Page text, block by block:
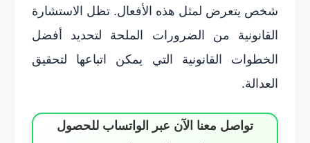
شخص يتعرض لمثل هذه الأفعال. تظل الاستشارة
القانونية من الضرورات الملحة لتحديد أفضل
الخطوات القانونية التي يمكن اتباعها لتحقيق
العدالة.
تواصل معنا الآن عبر الواتساب للحصول